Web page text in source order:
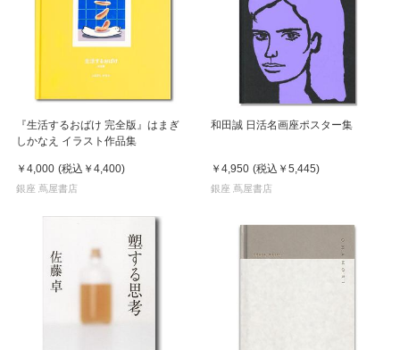
『生活するおばけ 完全版』はまぎ
しかなえ イラスト作品集
￥4,000 (税込 ￥4,400)
銀座 蔦屋書店
和田誠 日活名画座ポスター集
￥4,950 (税込 ￥5,445)
銀座 蔦屋書店